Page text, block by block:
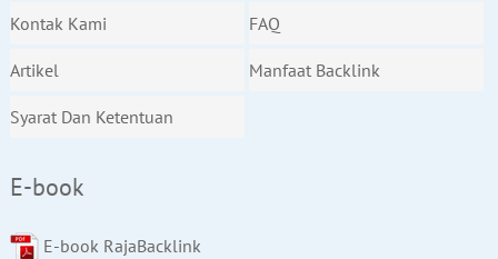
Kontak Kami FAQ
Artikel Manfaat Backlink
Syarat Dan Ketentuan
E-book
E-book RajaBacklink